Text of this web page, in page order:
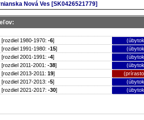
Nová Ves [SK0426521779]
[rozdiel 1980-1970: -6]
[rozdiel 1991-1980: -15]
[rozdiel 2001-1991: -4]
[rozdiel 2011-2001: -38]
[rozdiel 2013-2011: 19]
[rozdiel 2017-2013: -5]
[rozdiel 2021-2017: -30]